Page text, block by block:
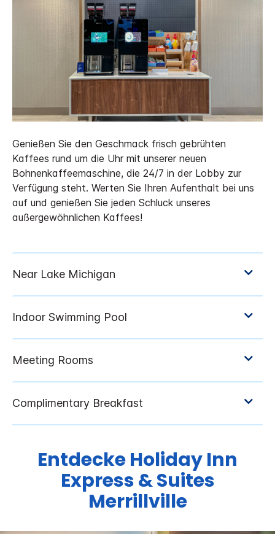
Genießen Sie den Geschmack frisch gebrühten
Kaffees rund um die Uhr mit unserer neuen
Bohnenkaffeemaschine, die 24/7 in der Lobby zur
Verfügung steht. Werten Sie Ihren Aufenthalt bei uns
auf und genießen Sie jeden Schluck unseres
außergewöhnlichen Kaffees!
EntdeckeHoliday Inn
Express & Suites
Merrillville